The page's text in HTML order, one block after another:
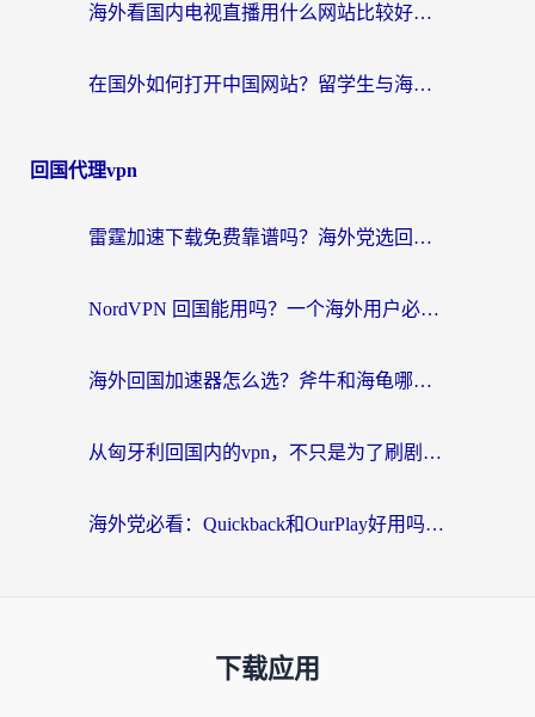
海外看国内电视直播用什么网站比较好？一篇解决你所有追剧难题的实用指南
在国外如何打开中国网站？留学生与海外华人的无缝访问指南
回国代理vpn
雷霆加速下载免费靠谱吗？海外党选回国加速器的避坑指南（附热门工具对比）
NordVPN 回国能用吗？一个海外用户必须面对的真实困境
海外回国加速器怎么选？斧牛和海龟哪个好？一篇帮你避开坑的实用指南
从匈牙利回国内的vpn，不只是为了刷剧那么简单
海外党必看：Quickback和OurPlay好用吗？3分钟选对回国加速器，无缝刷剧玩游戏
下载应用